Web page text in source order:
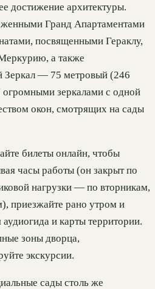
достижение архитектуры.
Гранд Апартаментами
посвященными Гераклу,
а также
Зеркал — 75 метровый (246
огромными зеркалами с одной
окон, смотрящих на сады
билеты онлайн, чтобы
часы работы (он закрыт по
нагрузки — по вторникам,
приезжайте рано утром и
и карты территории.
зоны дворца,
экскурсии.
сады столь же